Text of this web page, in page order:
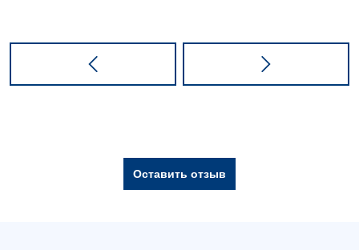
Оставить отзыв